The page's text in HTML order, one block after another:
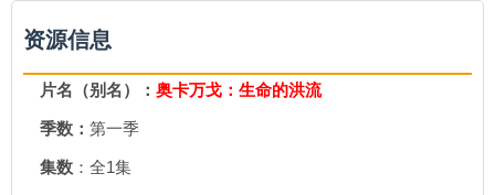
资源信息
片名（别名）： 奥卡万戈：生命的洪流
季数： 第一季
集数 ：全1集